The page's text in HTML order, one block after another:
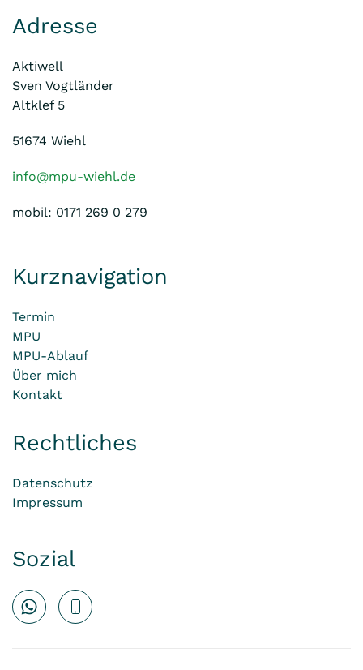
Adresse
Aktiwell
Sven Vogtländer
Altklef 5
51674 Wiehl
info@mpu-wiehl.de
mobil: 0171 269 0 279
Kurznavigation
Termin
MPU
MPU-Ablauf
Über mich
Kontakt
Rechtliches
Datenschutz
Impressum
Sozial